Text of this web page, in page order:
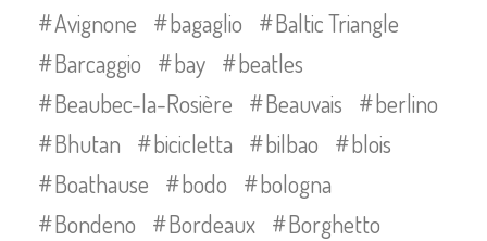
Avignone
bagaglio
Baltic Triangle
Barcaggio
bay
beatles
Beaubec-la-Rosière
Beauvais
berlino
Bhutan
bicicletta bilbao
blois
Boathause
bodo
bologna
Bondeno
Bordeaux
Borghetto